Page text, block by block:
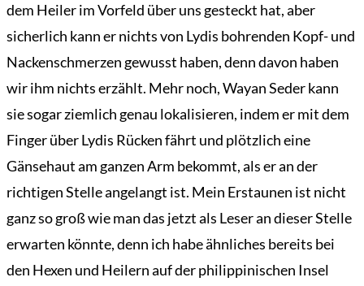
dem Heiler im Vorfeld über uns gesteckt hat, aber
sicherlich kann er nichts von Lydis bohrenden Kopf- und
Nackenschmerzen gewusst haben, denn davon haben
wir ihm nichts erzählt. Mehr noch, Wayan Seder kann
sie sogar ziemlich genau lokalisieren, indem er mit dem
Finger über Lydis Rücken fährt und plötzlich eine
Gänsehaut am ganzen Arm bekommt, als er an der
richtigen Stelle angelangt ist. Mein Erstaunen ist nicht
ganz so groß wie man das jetzt als Leser an dieser Stelle
erwarten könnte, denn ich habe ähnliches bereits bei
den Hexen und Heilern auf der philippinischen Insel